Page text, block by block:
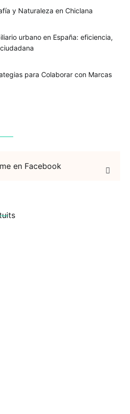
y Naturaleza en Chiclana
urbano en España: eficiencia,
para Colaborar con Marcas
en Facebook